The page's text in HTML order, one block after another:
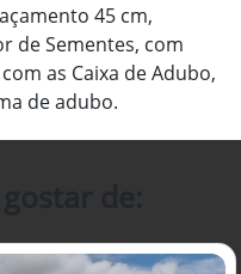
45 cm,
de Sementes, com
as Caixa de Adubo,
de adubo.